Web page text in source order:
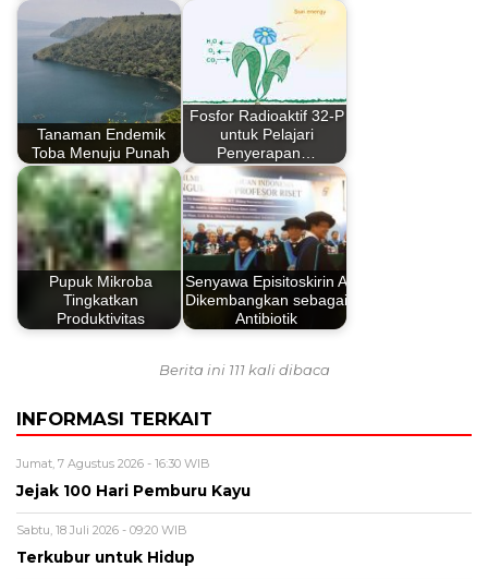
Tanaman Endemik
Toba Menuju Punah
Fosfor Radioaktif 32-P
untuk Pelajari
Penyerapan…
Pupuk Mikroba
Tingkatkan
Produktivitas
Senyawa Episitoskirin A
Dikembangkan sebagai
Antibiotik
Berita ini 111 kali dibaca
INFORMASI TERKAIT
Jumat, 7 Agustus 2026 - 16:30 WIB
Jejak 100 Hari Pemburu Kayu
Sabtu, 18 Juli 2026 - 09:20 WIB
Terkubur untuk Hidup